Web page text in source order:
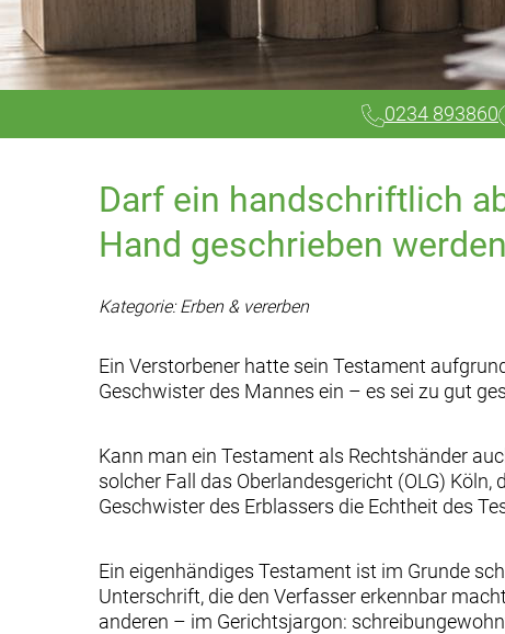
0234 893860
Darf ein handschriftlich
Hand geschrieben
Kategorie: Erben & vererben
Ein Verstorbener hatte sein Testament
Geschwister des Mannes ein – es sei zu gut
Kann man ein Testament als Rechtshänder
solcher Fall das Oberlandesgericht (OLG)
Geschwister des Erblassers die Echtheit des
Ein eigenhändiges Testament ist im Grunde
Unterschrift, die den Verfasser erkennbar
anderen – im Gerichtsjargon: